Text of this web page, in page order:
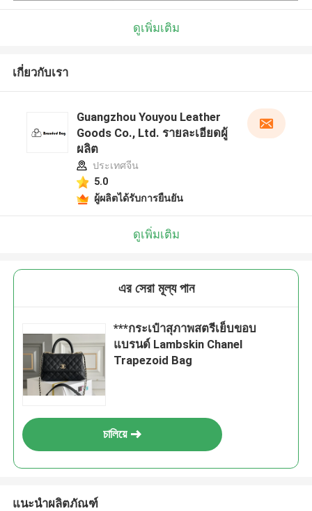
ดูเพิ่มเติม
เกี่ยวกับเรา
Guangzhou Youyou Leather
Goods Co., Ltd. รายละเอียดผู้
ผลิต
ประเทศจีน
5.0
ผู้ผลิตได้รับการยืนยัน
ดูเพิ่มเติม
এর সেরা মূল্য পান
***กระเป๋าสุภาพสตรีเย็บขอบ
แบรนด์ Lambskin Chanel
Trapezoid Bag
চালিয়ে
แนะนำผลิตภัณฑ์